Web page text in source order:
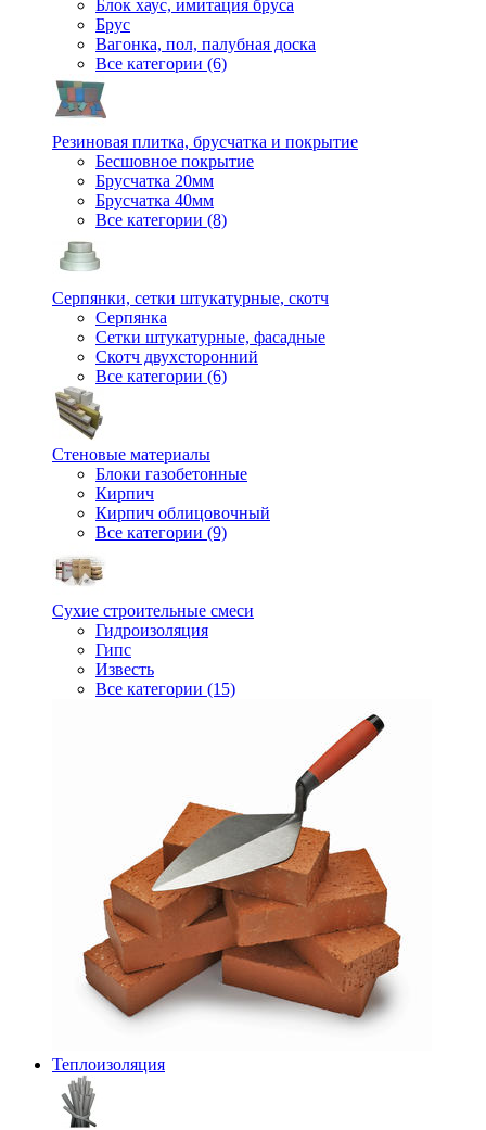
Блок хаус, имитация бруса
Брус
Вагонка, пол, палубная доска
Все категории (6)
Резиновая плитка, брусчатка и покрытие
Бесшовное покрытие
Брусчатка 20мм
Брусчатка 40мм
Все категории (8)
Серпянки, сетки штукатурные, скотч
Серпянка
Сетки штукатурные, фасадные
Скотч двухсторонний
Все категории (6)
Стеновые материалы
Блоки газобетонные
Кирпич
Кирпич облицовочный
Все категории (9)
Сухие строительные смеси
Гидроизоляция
Гипс
Известь
Все категории (15)
Теплоизоляция